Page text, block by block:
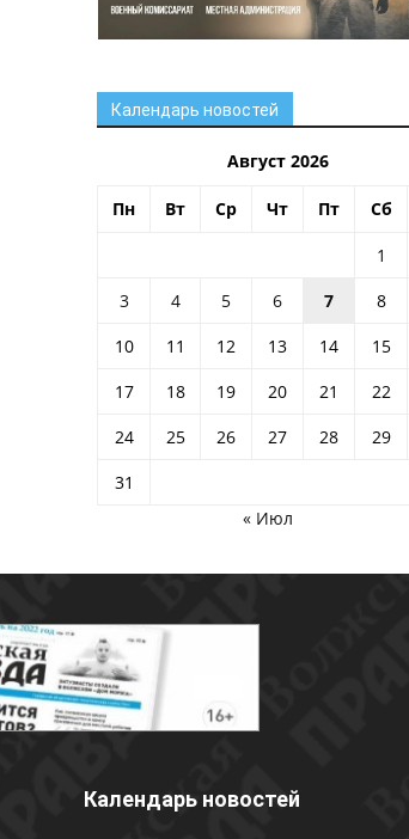
Календарь новостей
Август 2026
Пн Вт Ср Чт Пт Сб
1
3
4 5 6 7 8
10
11 12 13 14 15
17
18 19 20 21 22
24
25 26 27 28 29
31
« Июл
Календарь новостей